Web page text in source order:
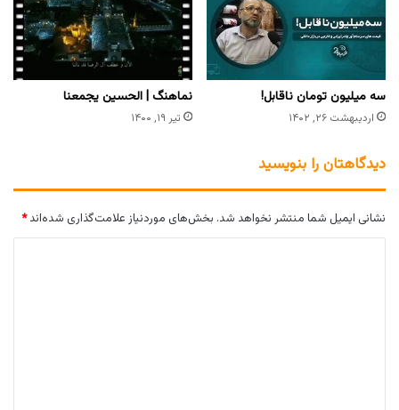
سه میلیون تومان ناقابل!
اردیبهشت ۲۶, ۱۴۰۲
نماهنگ | الحسین یجمعنا
تیر ۱۹, ۱۴۰۰
دیدگاهتان را بنویسید
نشانی ایمیل شما منتشر نخواهد شد. بخش‌های موردنیاز علامت‌گذاری شده‌اند*